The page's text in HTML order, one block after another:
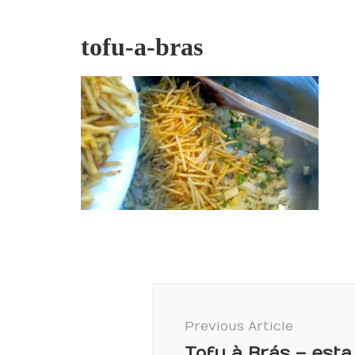
tofu-a-bras
Previous Article